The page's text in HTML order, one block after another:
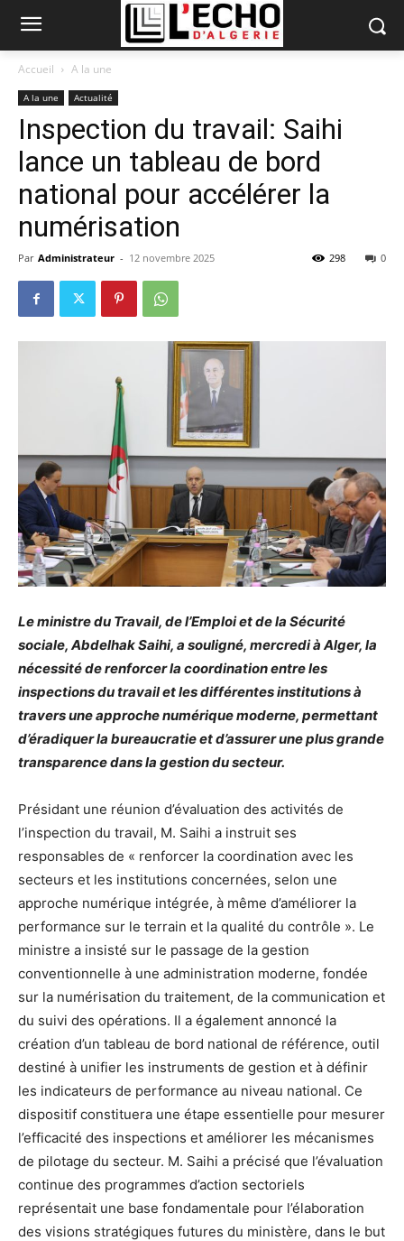
Accueil A la une
A la une Actualité
Inspection du travail: Saihi
lance un tableau de bord
national pour accélérer la
numérisation
Par Administrateur - 12 novembre 2025 0
298
Le ministre du Travail, de l’Emploi et de la Sécurité
sociale, Abdelhak Saihi, a souligné, mercredi à Alger, la
nécessité de renforcer la coordination entre les
inspections du travail et les différentes institutions à
travers une approche numérique moderne, permettant
d’éradiquer la bureaucratie et d’assurer une plus grande
transparence dans la gestion du secteur.
Présidant une réunion d’évaluation des activités de
l’inspection du travail, M. Saihi a instruit ses
responsables de « renforcer la coordination avec les
secteurs et les institutions concernées, selon une
approche numérique intégrée, à même d’améliorer la
performance sur le terrain et la qualité du contrôle ». Le
ministre a insisté sur le passage de la gestion
conventionnelle à une administration moderne, fondée
sur la numérisation du traitement, de la communication et
du suivi des opérations. Il a également annoncé la
création d’un tableau de bord national de référence, outil
destiné à unifier les instruments de gestion et à définir
les indicateurs de performance au niveau national. Ce
dispositif constituera une étape essentielle pour mesurer
l’efficacité des inspections et améliorer les mécanismes
de pilotage du secteur. M. Saihi a précisé que l’évaluation
continue des programmes d’action sectoriels
représentait une base fondamentale pour l’élaboration
des visions stratégiques futures du ministère, dans le but